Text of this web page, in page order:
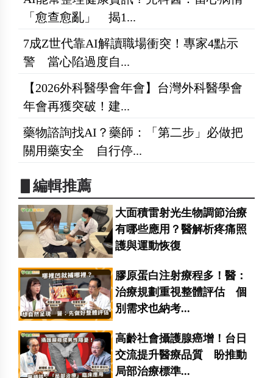
「愈查愈亂」 揭1...
7成Z世代靠AI解讀職場衝突！專家4點示
警 當心陷過度自...
【2026外科醫學會年會】台灣外科醫學會
年會再獲突破！建...
藥物諮詢找AI？藥師：「第二步」必做把
關用藥安全 自行停...
▋編輯推薦
大面積雷射光生物調節治療
有哪些應用？醫解析疼痛照
護與運動恢復
膠原蛋白注射療程多！醫：
治療規劃重視整體評估 個
別需求也納考...
高齡社會攝護腺癌增！台日
交流提升醫療品質 盼推動
局部治療標準...